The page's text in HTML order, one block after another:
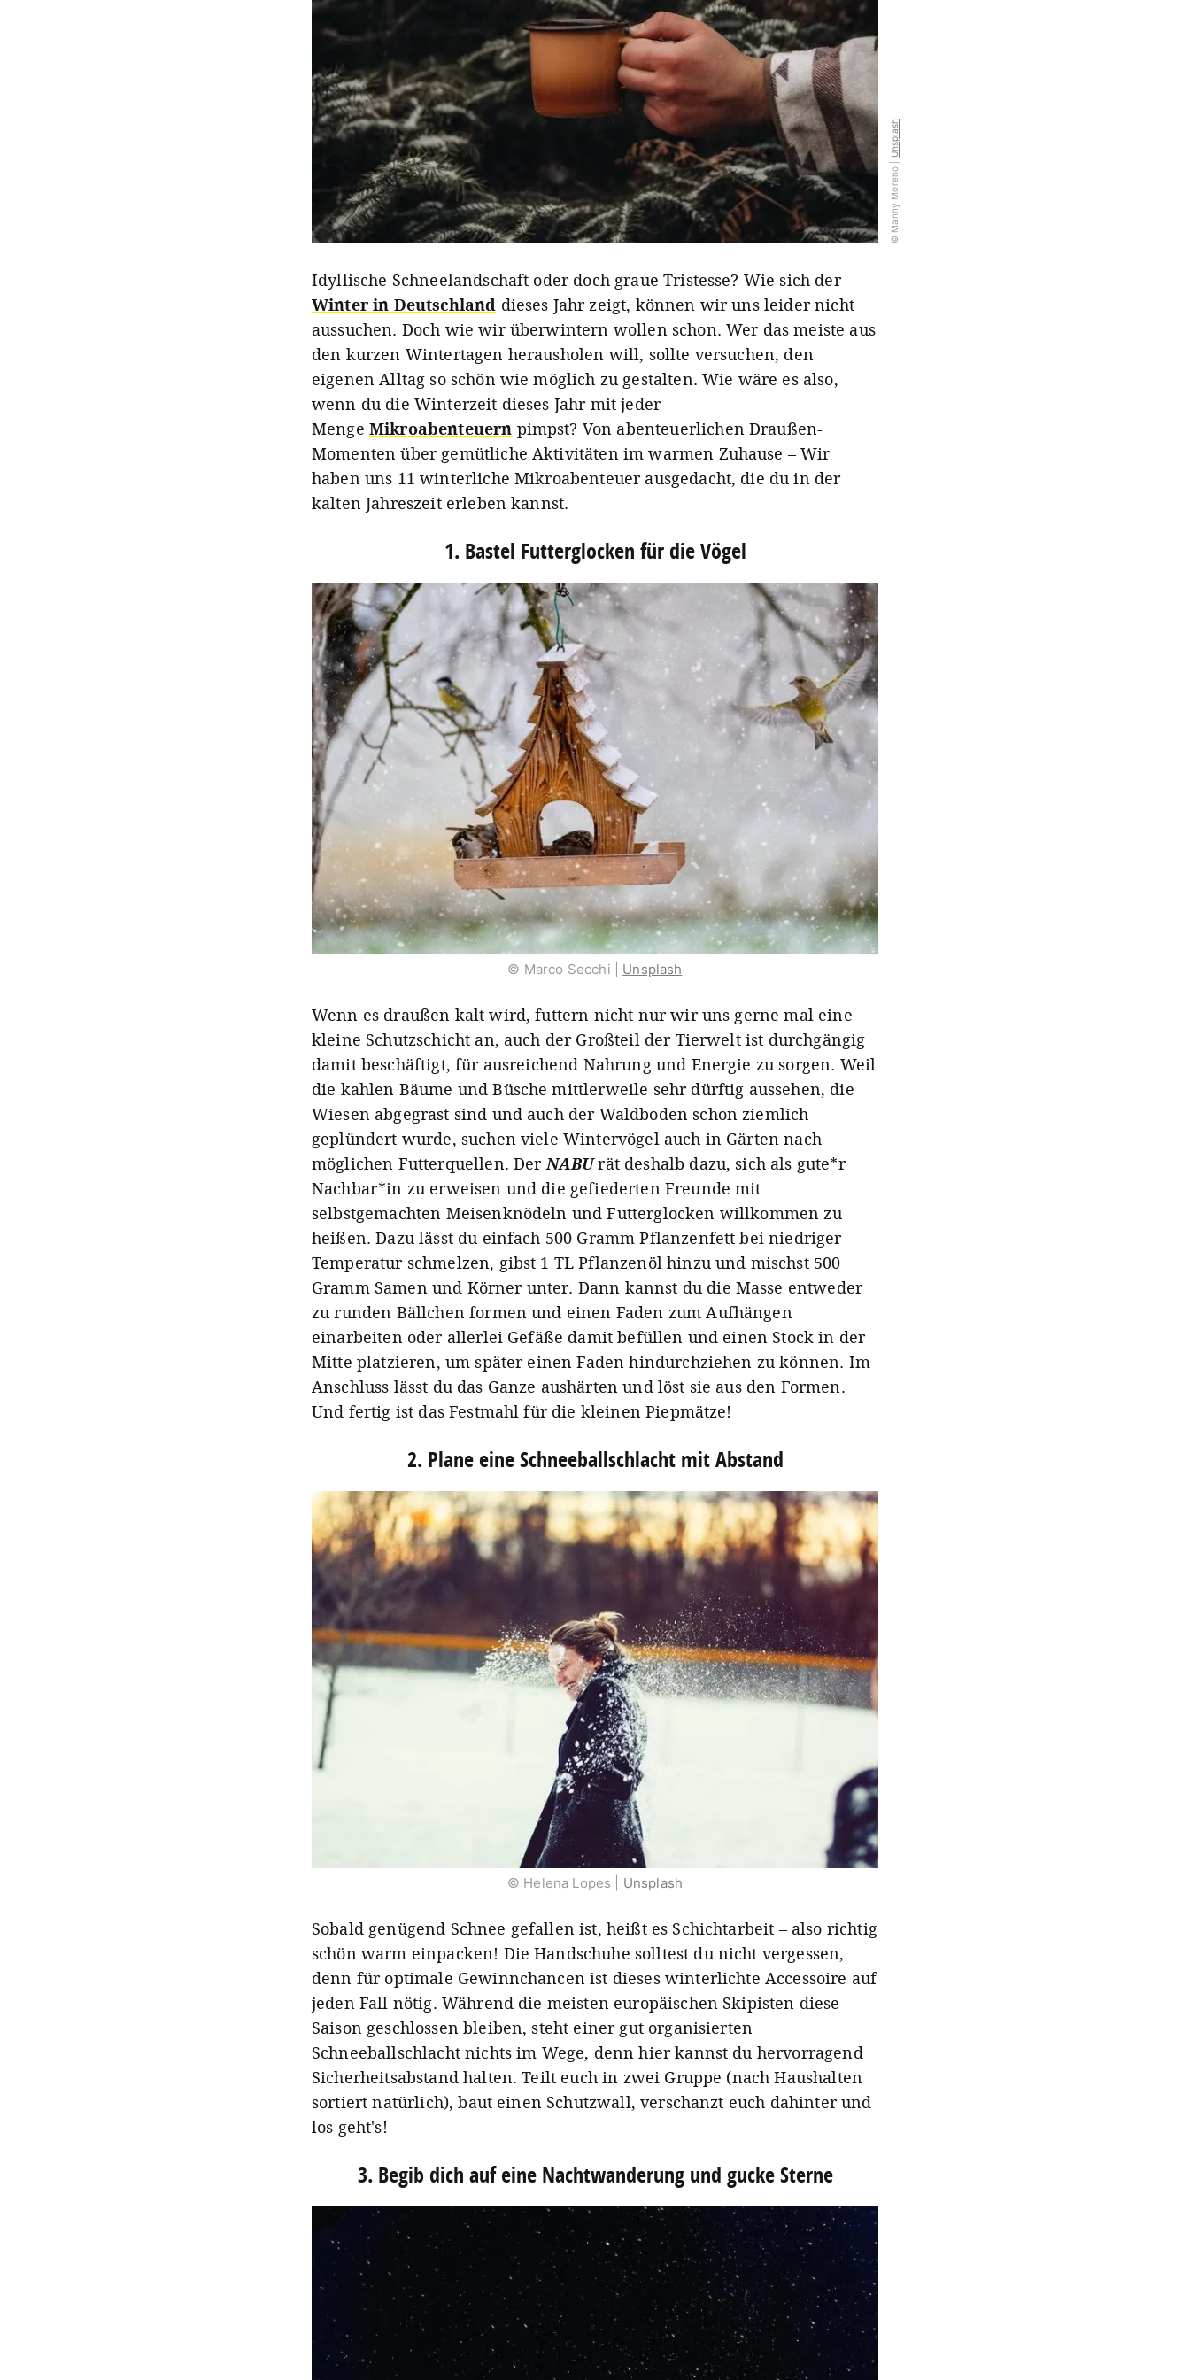
© Manny Moreno |
Unsplash
Idyllische Schneelandschaft oder doch graue Tristesse? Wie sich der
Winter in Deutschland dieses Jahr zeigt, können wir uns leider nicht
aussuchen. Doch wie wir überwintern wollen schon. Wer das meiste aus
den kurzen Wintertagen herausholen will, sollte versuchen, den
eigenen Alltag so schön wie möglich zu gestalten. Wie wäre es also,
wenn du die Winterzeit dieses Jahr mit jeder
Menge Mikroabenteuern pimpst? Von abenteuerlichen Draußen-
Momenten über gemütliche Aktivitäten im warmen Zuhause – Wir
haben uns 11 winterliche Mikroabenteuer ausgedacht, die du in der
kalten Jahreszeit erleben kannst.
1. Bastel Futterglocken für die Vögel
© Marco Secchi | Unsplash
Wenn es draußen kalt wird, futtern nicht nur wir uns gerne mal eine
kleine Schutzschicht an, auch der Großteil der Tierwelt ist durchgängig
damit beschäftigt, für ausreichend Nahrung und Energie zu sorgen. Weil
die kahlen Bäume und Büsche mittlerweile sehr dürftig aussehen, die
Wiesen abgegrast sind und auch der Waldboden schon ziemlich
geplündert wurde, suchen viele Wintervögel auch in Gärten nach
möglichen Futterquellen. DerNABUrät deshalb dazu, sich als gute*r
Nachbar*in zu erweisen und die gefiederten Freunde mit
selbstgemachten Meisenknödeln und Futterglocken willkommen zu
heißen. Dazu lässt du einfach 500 Gramm Pflanzenfett bei niedriger
Temperatur schmelzen, gibst 1 TL Pflanzenöl hinzu und mischst 500
Gramm Samen und Körner unter. Dann kannst du die Masse entweder
zu runden Bällchen formen und einen Faden zum Aufhängen
einarbeiten oder allerlei Gefäße damit befüllen und einen Stock in der
Mitte platzieren, um später einen Faden hindurchziehen zu können. Im
Anschluss lässt du das Ganze aushärten und löst sie aus den Formen.
Und fertig ist das Festmahl für die kleinen Piepmätze!
2. Plane eine Schneeballschlacht mit Abstand
© Helena Lopes | Unsplash
Sobald genügend Schnee gefallen ist, heißt es Schichtarbeit – also richtig
schön warm einpacken! Die Handschuhe solltest du nicht vergessen,
denn für optimale Gewinnchancen ist dieses winterlichte Accessoire auf
jeden Fall nötig. Während die meisten europäischen Skipisten diese
Saison geschlossen bleiben, steht einer gut organisierten
Schneeballschlacht nichts im Wege, denn hier kannst du hervorragend
Sicherheitsabstand halten. Teilt euch in zwei Gruppe (nach Haushalten
sortiert natürlich), baut einen Schutzwall, verschanzt euch dahinter und
los geht's!
3. Begib dich auf eine Nachtwanderung und gucke Sterne